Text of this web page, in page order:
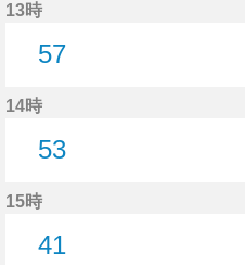
13時
57
14時
53
15時
41